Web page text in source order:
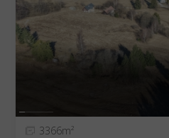
❮
3366m²